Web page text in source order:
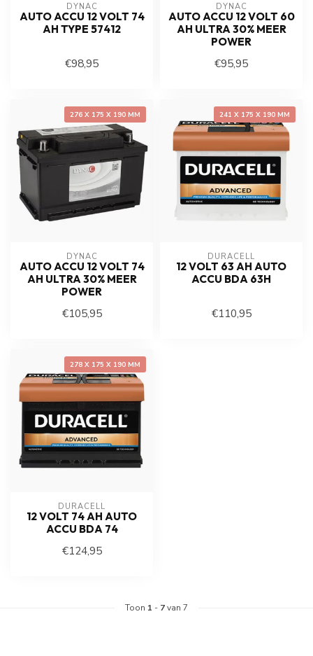
DYNAC
AUTO ACCU 12 VOLT 74
AH TYPE 57412
€98,95
DYNAC
AUTO ACCU 12 VOLT 60
AH ULTRA 30% MEER
POWER
€95,95
276 X 175 X 190 MM
DYNAC
AUTO ACCU 12 VOLT 74
AH ULTRA 30% MEER
POWER
€105,95
241 X 175 X 190 MM
DURACELL
12 VOLT 63 AH AUTO
ACCU BDA 63H
€110,95
278 X 175 X 190 MM
DURACELL
12 VOLT 74 AH AUTO
ACCU BDA 74
€124,95
Toon 1 - 7van 7